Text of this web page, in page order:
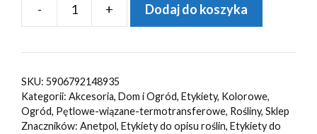
-
ilość
ogrodnicze/sadownicze
RÓŻOWE
163,5x33mm(33x163,5)
+ Dodaj do koszyka
SKU: 5906792148935
Kategorii: Akcesoria, Dom i Ogród, Etykiety, Kolorowe,
Ogród, Pętlowe-wiązane-termotransferowe, Rośliny, Sklep
Znaczników: Anetpol, Etykiety do opisu roślin, Etykiety do